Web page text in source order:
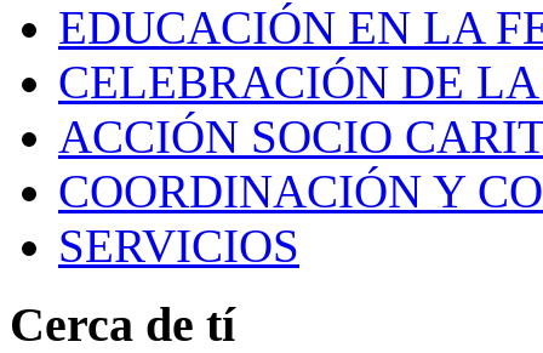
EDUCACIÓN EN LA
CELEBRACIÓN DE
ACCIÓN SOCIO
COORDINACIÓN Y
SERVICIOS
Cerca de tí